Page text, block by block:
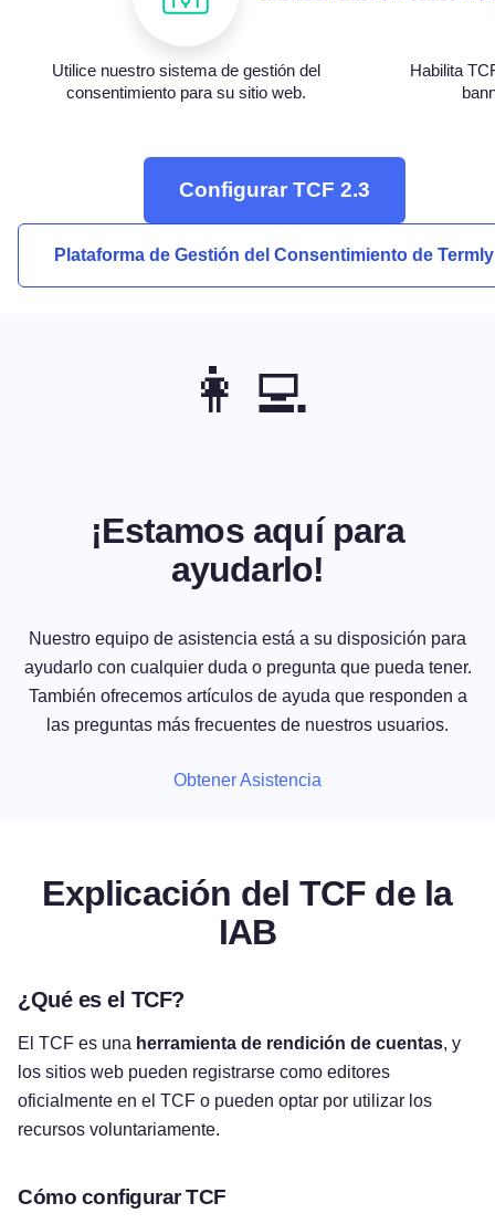
Utilice nuestro sistema de gestión del
consentimiento para su sitio web.
Habilita
Configurar TCF 2.3
Plataforma de Gestión del Consentimiento de Termly
👩‍💻
¡Estamos aquí para
ayudarlo!
Nuestro equipo de asistencia está a su disposición para
ayudarlo con cualquier duda o pregunta que pueda tener.
También ofrecemos artículos de ayuda que responden a
las preguntas más frecuentes de nuestros usuarios.
Obtener Asistencia
Explicación del TCF de la
IAB
¿Qué es el TCF?
El TCF es una herramienta de rendición de cuentas, y
los sitios web pueden registrarse como editores
oficialmente en el TCF o pueden optar por utilizar los
recursos voluntariamente.
Cómo configurar TCF